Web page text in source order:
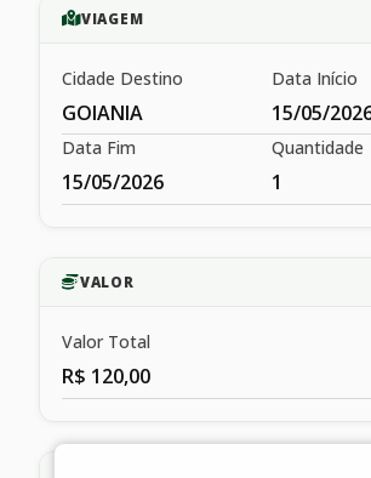
VIAGEM
Cidade Destino
GOIANIA
Data Início
15/05/
Data Fim
15/05/2026
Quantidade
1
VALOR
Valor Total
R$ 120,00